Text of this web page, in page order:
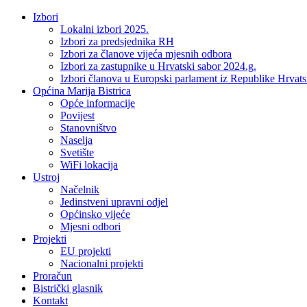
Izbori
Lokalni izbori 2025.
Izbori za predsjednika RH
Izbori za članove vijeća mjesnih odbora
Izbori za zastupnike u Hrvatski sabor 2024.g.
Izbori članova u Europski parlament iz Republike
Općina Marija Bistrica
Opće informacije
Povijest
Stanovništvo
Naselja
Svetište
WiFi lokacija
Ustroj
Načelnik
Jedinstveni upravni odjel
Općinsko vijeće
Mjesni odbori
Projekti
EU projekti
Nacionalni projekti
Proračun
Bistrički glasnik
Kontakt